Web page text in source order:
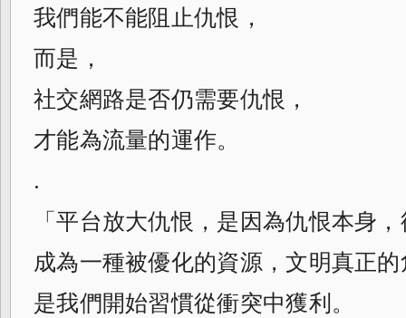
我們能不能阻止仇恨，
而是，
社交網路是否仍需要仇恨，
才能為流量的運作。
.
「平台放大仇恨，是因為仇恨本身
成為一種被優化的資源，文明真正
是我們開始習慣從衝突中獲利。